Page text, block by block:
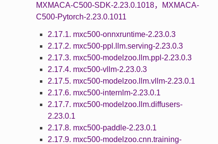
MXMACA-C500-SDK-2.23.0.1018，MXMACA-
C500-Pytorch-2.23.0.1011
2.17.1. mxc500-onnxruntime-2.23.0.3
2.17.2. mxc500-ppl.llm.serving-2.23.0.3
2.17.3. mxc500-modelzoo.llm.ppl-2.23.0.3
2.17.4. mxc500-vllm-2.23.0.3
2.17.5. mxc500-modelzoo.llm.vllm-2.23.0.1
2.17.6. mxc500-internlm-2.23.0.1
2.17.7. mxc500-modelzoo.llm.diffusers-
2.23.0.1
2.17.8. mxc500-paddle-2.23.0.1
2.17.9. mxc500-modelzoo.cnn.training-